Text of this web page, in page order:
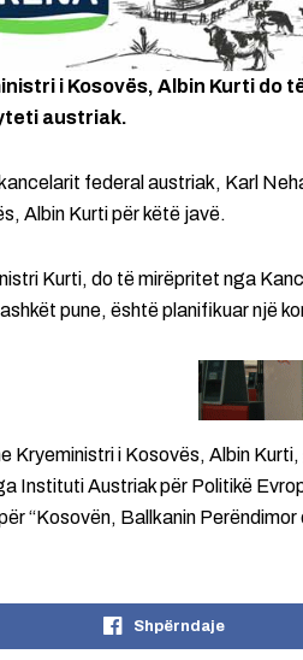
i Kosovës, Albin Kurti do
austriak.
federal austriak, Karl
Albin Kurti për këtë javë.
Kurti, do të mirëpritet nga
pune, është planifikuar një
Kryeministri i Kosovës, Albin
Instituti Austriak për Politikë
“Kosovën, Ballkanin Perëndimor
Shpërndaje